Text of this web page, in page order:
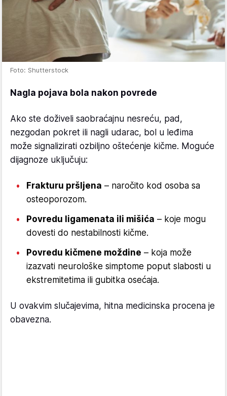
Foto: Shutterstock
Nagla pojava bola nakon povrede
Ako ste doživeli saobraćajnu nesreću, pad,
nezgodan pokret ili nagli udarac, bol u leđima
može signalizirati ozbiljno oštećenje kičme. Moguće
dijagnoze uključuju:
Frakturu pršljena – naročito kod osoba sa
osteoporozom.
Povredu ligamenata ili mišića – koje mogu
dovesti do nestabilnosti kičme.
Povredu kičmene moždine – koja može
izazvati neurološke simptome poput slabosti u
ekstremitetima ili gubitka osećaja.
U ovakvim slučajevima, hitna medicinska procena je
obavezna.